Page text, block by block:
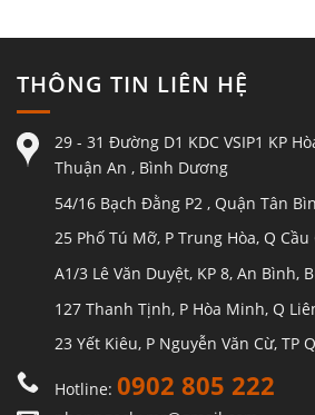
THÔNG TIN LIÊN HỆ
29 - 31 Đường D1 KDC VSIP1 KP
Thuận An , Bình Dương
54/16 Bạch Đằng P2 , Quận Tân
25 Phố Tú Mỡ, P Trung Hòa, Q Cầu
A1/3 Lê Văn Duyệt, KP 8, An Bình,
127 Thanh Tịnh, P Hòa Minh, Q
23 Yết Kiêu, P Nguyễn Văn Cừ, TP
Hotline:0902 805 222